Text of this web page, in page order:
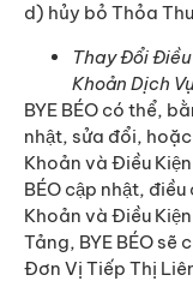
d) hủy bỏ Thỏa
Thay Đổi
Khoản Dịch
BYE BÉO có thể,
nhật, sửa đổi,
Khoản và Điều
BÉO cập nhật,
Khoản và Điều
Tảng, BYE BÉO
Đơn Vị Tiếp Thị